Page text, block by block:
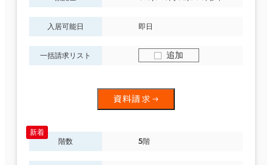
入居可能日 即日
一括請求リスト 追加
資料請求
階数 5階